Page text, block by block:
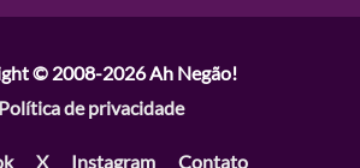
© 2008-2026Ah Negão!
Política de privacidade
X Instagram Contato